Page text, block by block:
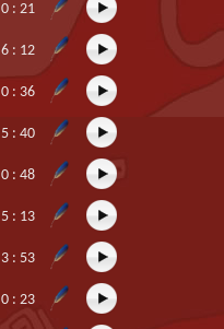
0 : 21
6 : 12
0 : 36
5 : 40
0 : 48
5 : 13
3 : 53
0 : 23